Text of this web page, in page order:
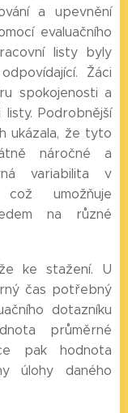
a upevnění
evaluačního
listy byly
Žáci
spokojenosti a
Podrobnější
ukázala, že tyto
náročné a
variabilita v
umožňuje
na různé
ke stažení. U
čas potřebný
dotazníku
průměrné
pak hodnota
úlohy daného